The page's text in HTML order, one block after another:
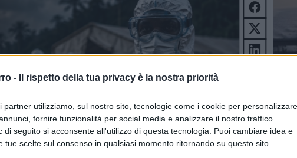
- Il rispetto della tua privacy è la nostra priorità
partner utilizziamo, sul nostro sito, tecnologie come i cookie per personalizzare
fornire funzionalità per social media e analizzare il nostro traffico.
di seguito si acconsente all'utilizzo di questa tecnologia. Puoi cambiare idea e
tue scelte sul consenso in qualsiasi momento ritornando su questo sito